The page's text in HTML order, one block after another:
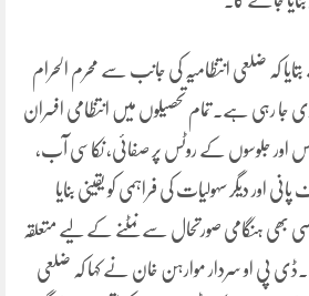
کہ ضلعی انتظامیہ کی جانب سے محرم الحرام
جا رہی ہے۔ تمام تحصیلوں میں انتظامی افسران
اور جلوسوں کے روٹس پر صفائی، نکاسی آب،
اور دیگر سہولیات کی فراہمی کو یقینی بنایا
بھی ہنگامی صورتحال سے نمٹنے کے لیے متعلقہ
پی او سردار موارہن خان نے کہا کہ ضلعی